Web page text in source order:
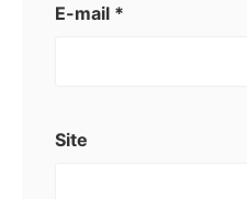
E-mail *
Site